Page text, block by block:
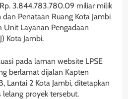
3.844.783.780.09 miliar milik
Penataan Ruang Kota Jambi
Layanan Pengadaan
Kota Jambi.
pada laman website LPSE
berlamat dijalan Kapten
Lantai 2 Kota Jambi, ditetapkan
lelang proyek tersebut.